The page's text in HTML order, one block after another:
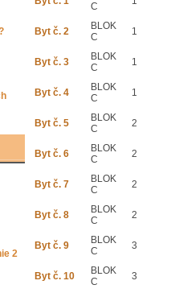
2
C
Byt č. 2
BLOK
C
1
Byt č. 3
BLOK
C
1
Byt č. 4
BLOK
C
1
Byt č. 5
BLOK
C
2
Byt č. 6
BLOK
C
2
Byt č. 7
BLOK
C
2
Byt č. 8
BLOK
C
2
Byt č. 9
BLOK
C
3
Byt č. 10
BLOK
C
3